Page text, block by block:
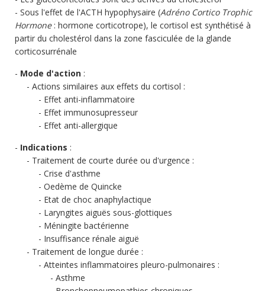
Sous l'effet de l'ACTH hypophysaire (Adréno Cortico Trophic
Hormone: hormone corticotrope), le cortisol est synthétisé à
partir du cholestérol dans la zone fasciculée de la glande
corticosurrénale
Mode d'action :
Actions similaires aux effets du cortisol :
Effet anti-inflammatoire
Effet immunosupresseur
Effet anti-allergique
Indications :
Traitement de courte durée ou d'urgence :
Crise d'asthme
Oedème de Quincke
Etat de choc anaphylactique
Laryngites aiguës sous-glottiques
Méningite bactérienne
Insuffisance rénale aiguë
Traitement de longue durée :
Atteintes inflammatoires pleuro-pulmonaires :
Asthme